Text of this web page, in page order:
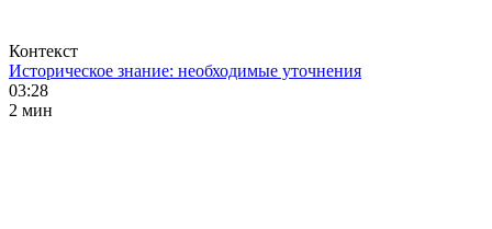
Контекст
Историческое знание: необходимые уточнения
03:28
2 мин